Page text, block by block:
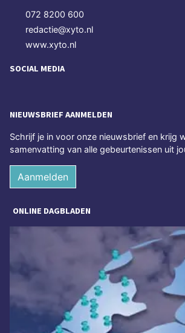
072 8200 600
redactie@xyto.nl
www.xyto.nl
SOCIAL MEDIA
NIEUWSBRIEF AANMELDEN
Schrijf je in voor onze nieuwsbrief en krijg
samenvatting van alle gebeurtenissen uit
Aanmelden
ONLINE DAGBLADEN